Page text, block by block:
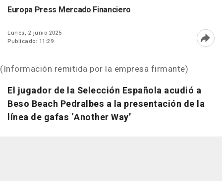
Europa Press Mercado Financiero
Lunes, 2 junio 2025
Publicado: 11:29
(Información remitida por la empresa firmante)
El jugador de la Selección Española acudió a
Beso Beach Pedralbes a la presentación de la
línea de gafas ‘Another Way’